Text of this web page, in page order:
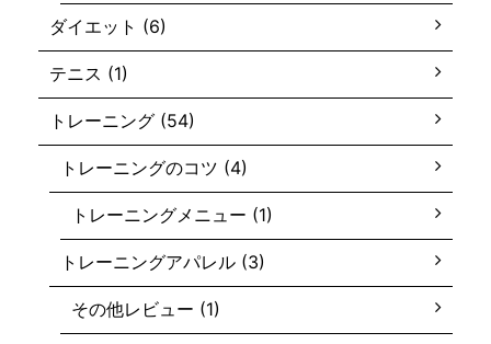
ダイエット (6)
テニス (1)
トレーニング (54)
トレーニングのコツ (4)
トレーニングメニュー (1)
トレーニングアパレル (3)
その他レビュー (1)